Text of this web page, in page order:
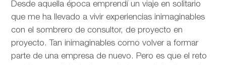
Desde aquella época emprendí un viaje en solitario
que me ha llevado a vivir experiencias inimaginables
con el sombrero de consultor, de proyecto en
proyecto. Tan inimaginables como volver a formar
parte de una empresa de nuevo. Pero es que el reto